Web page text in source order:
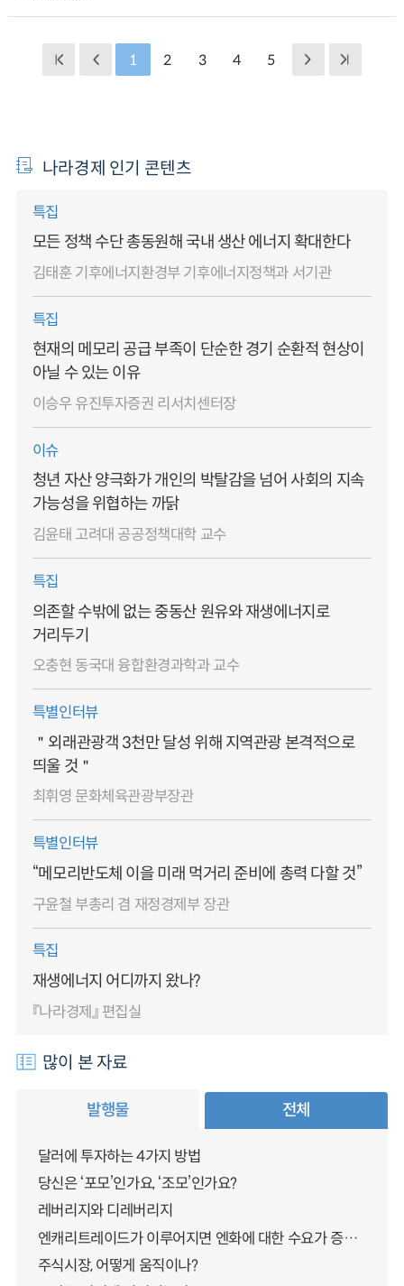
1 2 3 4 5
나라경제 인기 콘텐츠
특집
모든 정책 수단 총동원해 국내 생산 에너지 확대한다
김태훈 기후에너지환경부 기후에너지정책과 서기관
특집
현재의 메모리 공급 부족이 단순한 경기 순환적 현상이
아닐 수 있는 이유
이승우 유진투자증권 리서치센터장
이슈
청년 자산 양극화가 개인의 박탈감을 넘어 사회의 지속
가능성을 위협하는 까닭
김윤태 고려대 공공정책대학 교수
특집
의존할 수밖에 없는 중동산 원유와 재생에너지로
거리두기
오충현 동국대 융합환경과학과 교수
특별인터뷰
＂외래관광객 3천만 달성 위해 지역관광 본격적으로
띄울 것＂
최휘영 문화체육관광부장관
특별인터뷰
“메모리반도체 이을 미래 먹거리 준비에 총력 다할 것”
구윤철 부총리 겸 재정경제부 장관
특집
재생에너지 어디까지 왔나?
『나라경제』 편집실
많이 본 자료
발행물 전체
달러에 투자하는 4가지 방법
당신은 ‘포모’인가요, ‘조모’인가요?
레버리지와 디레버리지
엔캐리트레이드가 이루어지면 엔화에 대한 수요가 증가하지 않나요?
주식시장, 어떻게 움직이나?